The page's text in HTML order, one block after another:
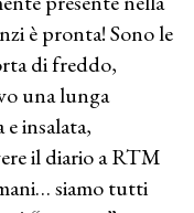
è pronta! Sono le
di freddo,
una lunga
insalata,
il diario a RTM
siamo tutti